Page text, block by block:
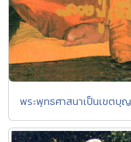
พระพุทธศาสนาเป็นเขต